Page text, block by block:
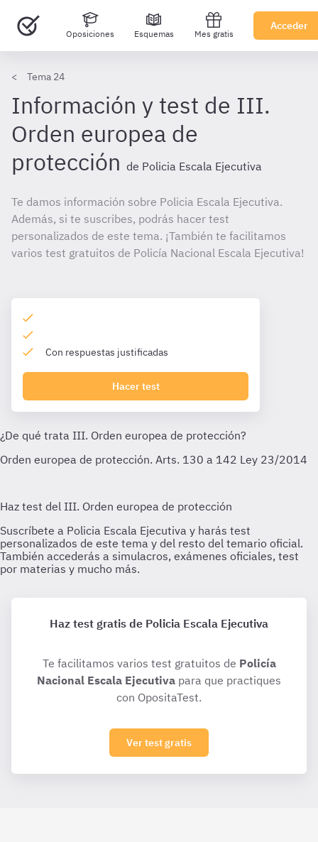
Oposiciones Esquemas Mes gratis
Acceder
Tema 24
Información y test de III.
Orden europea de
protección de Policia Escala Ejecutiva
Te damos información sobre Policia Escala Ejecutiva.
Además, si te suscribes, podrás hacer test
personalizados de este tema. ¡También te facilitamos
varios test gratuitos de Policía Nacional Escala Ejecutiva!
Con respuestas justificadas
Hacer test
Haz test gratis de Policia Escala Ejecutiva
Te facilitamos varios test gratuitos de Policía
Nacional Escala Ejecutiva para que practiques
con OpositaTest.
Ver test gratis